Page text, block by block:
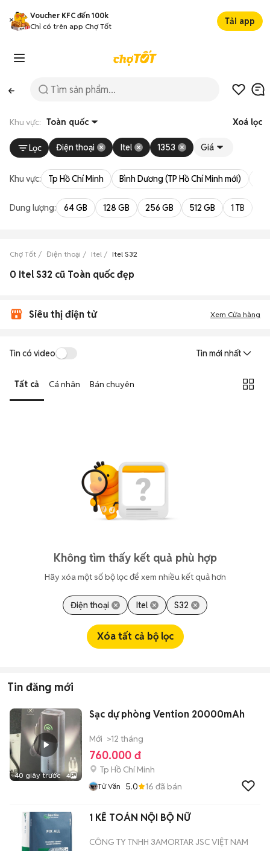
Voucher KFC đến 100k
Chỉ có trên app Chợ Tốt
Tải app
Khu vực: Toàn quốc Xoá lọc
Lọc Điện thoại Itel 1353 Giá
Khu vực: Tp Hồ Chí Minh Bình Dương (TP Hồ Chí Minh mới)
Dung lượng: 64 GB 128 GB 256 GB 512 GB 1 TB
Chợ Tốt Điện thoại Itel Itel S32
0 Itel S32 cũ Toàn quốc đẹp
Siêu thị điện tử Xem Cửa hàng
Tin có video Tin mới nhất
Tất cả Cá nhân Bán chuyên
Không tìm thấy kết quả phù hợp
Hãy xóa một số bộ lọc để xem nhiều kết quả hơn
Điện thoại Itel S32
Xóa tất cả bộ lọc
Tin đăng mới
40 giây trước 4
Sạc dự phòng Vention 20000mAh
Mới >12 tháng
760.000 đ
Tp Hồ Chí Minh
Tử Văn 5.0 16 đã bán
1 KẾ TOÁN NỘI BỘ NỮ
CÔNG TY TNHH 3AMORTAR JSC VIỆT NAM